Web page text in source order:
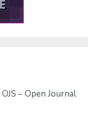
OJS – Open Journal